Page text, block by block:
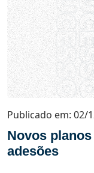
Publicado em: 02/
Novos
adesões